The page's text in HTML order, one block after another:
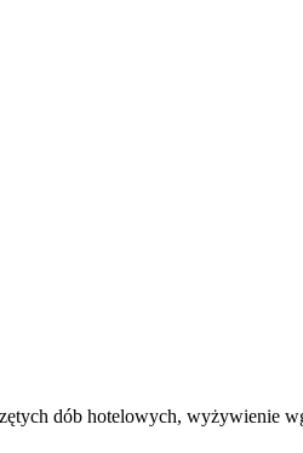
dób hotelowych, wyżywienie